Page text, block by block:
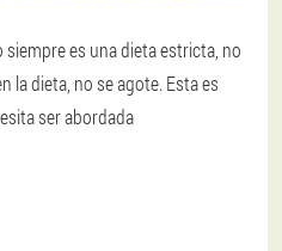
es una dieta estricta, no
la dieta, no se agote. Esta es
ser abordada